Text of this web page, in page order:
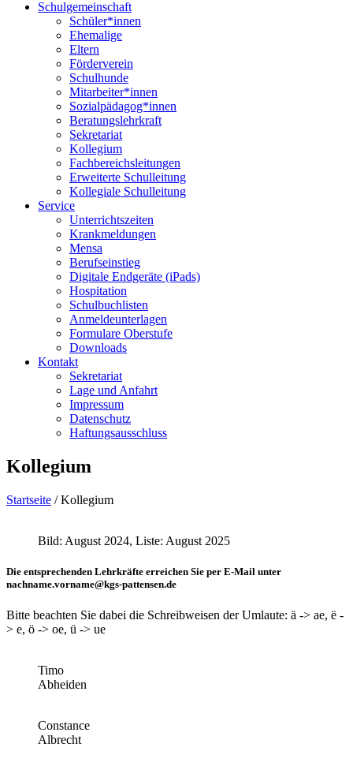
Schulgemeinschaft
Schüler*innen
Ehemalige
Eltern
Förderverein
Schulhunde
Mitarbeiter*innen
Sozialpädagog*innen
Beratungslehrkraft
Sekretariat
Kollegium
Fachbereichsleitungen
Erweiterte Schulleitung
Kollegiale Schulleitung
Service
Unterrichtszeiten
Krankmeldungen
Mensa
Berufseinstieg
Digitale Endgeräte (iPads)
Hospitation
Schulbuchlisten
Anmeldeunterlagen
Formulare Oberstufe
Downloads
Kontakt
Sekretariat
Lage und Anfahrt
Impressum
Datenschutz
Haftungsausschluss
Kollegium
Startseite /Kollegium
Bild: August 2024, Liste: August 2025
Die entsprechenden Lehrkräfte erreichen Sie per E-Mail unter
nachname.vorname@kgs-pattensen.de
Bitte beachten Sie dabei die Schreibweisen der Umlaute: ä -> ae, ë -
> e, ö -> oe, ü -> ue
Timo
Abheiden
Constance
Albrecht